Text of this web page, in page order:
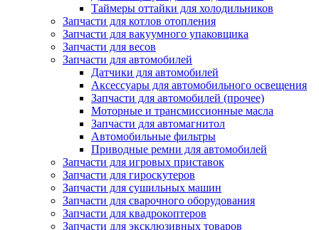
Таймеры оттайки для холодильников
Запчасти для котлов отопления
Запчасти для вакуумного упаковщика
Запчасти для весов
Запчасти для автомобилей
Датчики для автомобилей
Аксессуары для автомобильного освещения
Запчасти для автомобилей (прочее)
Моторные и трансмиссионные масла
Запчасти для автомагнитол
Автомобильные фильтры
Приводные ремни для автомобилей
Запчасти для игровых приставок
Запчасти для гироскутеров
Запчасти для сушильных машин
Запчасти для сварочного оборудования
Запчасти для квадрокоптеров
Запчасти для эксклюзивных товаров